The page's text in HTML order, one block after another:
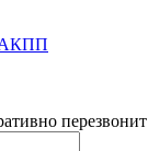
АКПП
перезвонит